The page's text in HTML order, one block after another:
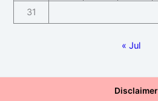
31
« Jul
Disclaimer